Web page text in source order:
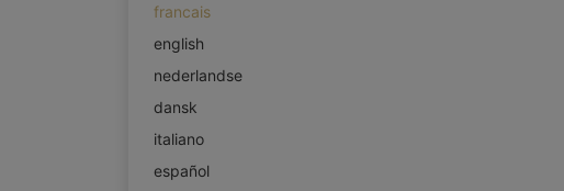
francais
english
nederlandse
dansk
italiano
español